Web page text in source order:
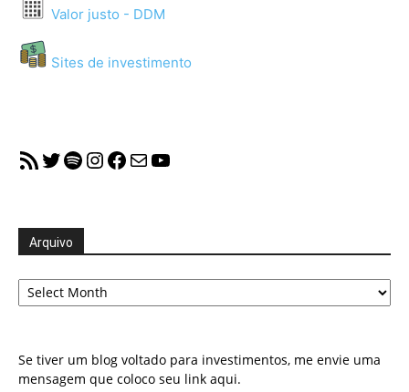
Valor justo - DDM
Sites de investimento
RSS FeedTwitter
Spotify
Instagram
Facebook
MailYouTube
Arquivo
Arquivo
Se tiver um blog voltado para investimentos, me envie uma
mensagem que coloco seu link aqui.